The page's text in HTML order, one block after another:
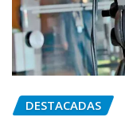
DESTACADAS